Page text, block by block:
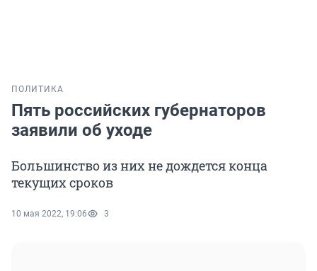
ПОЛИТИКА
Пять российских губернаторов
заявили об уходе
Большинство из них не дождется конца
текущих сроков
10 мая 2022, 19:06 3